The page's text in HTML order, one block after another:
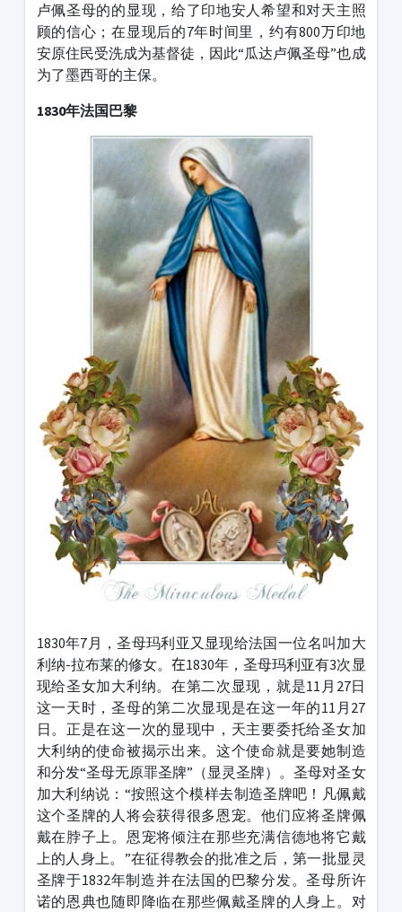
卢佩圣母的的显现，给了印地安人希望和对天主照
顾的信心；在显现后的7年时间里，约有800万印地
安原住民受洗成为基督徒，因此“瓜达卢佩圣母”也成
为了墨西哥的主保。
1830年法国巴黎
1830年7月，圣母玛利亚又显现给法国一位名叫加大
利纳-拉布莱的修女。 在1830年，圣母玛利亚有3次显
现给圣女加大利纳。在第二次显现，就是11月27日
这一天时，圣母的第二次显现是在这一年的11月27
日。正是在这一次的显现中，天主要委托给圣女加
大利纳的使命被揭示出来。这个使命就是要她制造
和分发“圣母无原罪圣牌”（显灵圣牌）。圣母对圣女
加大利纳说：“按照这个模样去制造圣牌吧！凡佩戴
这个圣牌的人将会获得很多恩宠。他们应将圣牌佩
戴在脖子上。恩宠将倾注在那些充满信德地将它戴
上的人身上。”在征得教会的批准之后，第一批显灵
圣牌于1832年制造并在法国的巴黎分发。圣母所许
诺的恩典也随即降临在那些佩戴圣牌的人身上。对